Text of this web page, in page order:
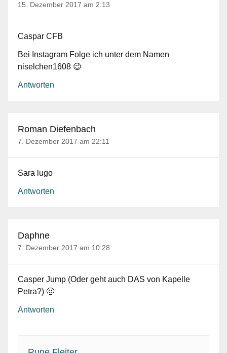
15. Dezember 2017 am 2:13
Caspar CFB
Bei Instagram Folge ich unter dem Namen
niselchen1608 😉
Antworten
Roman Diefenbach
7. Dezember 2017 am 22:11
Sara lugo
Antworten
Daphne
7. Dezember 2017 am 10:28
Casper Jump (Oder geht auch DAS von Kapelle
Petra?) 🙂
Antworten